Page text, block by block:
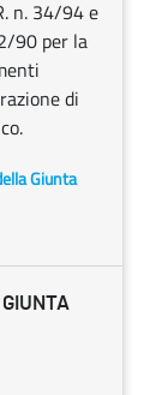
n. 34/94 e
90 per la
di
Giunta